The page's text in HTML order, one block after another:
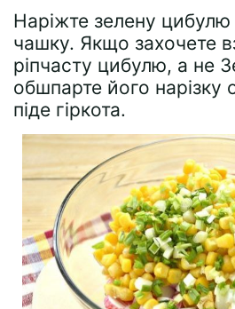
Наріжте зелену
чашку. Якщо захочете
ріпчасту цибулю, а не
обшпарте його нарізку
піде гіркота.